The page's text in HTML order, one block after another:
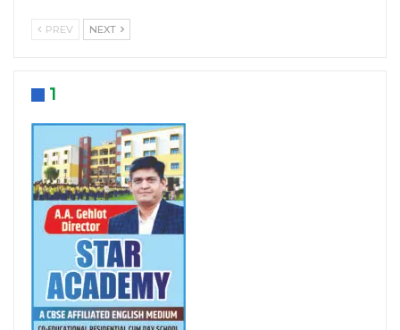
PREV NEXT
1